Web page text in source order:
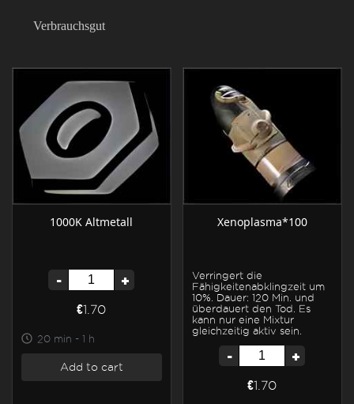
Verbrauchsgut
1000K Altmetall
- +
€1.70
20 min - 1 h
Add to cart
Xenoplasma*100
Verringert die
Fähigkeitenabklingzeit um
10%. Dauer: 120 Min. und
überdauert den Tod. Es
kann nur eine Mixtur
gleichzeitig aktiv sein.
- +
€1.70